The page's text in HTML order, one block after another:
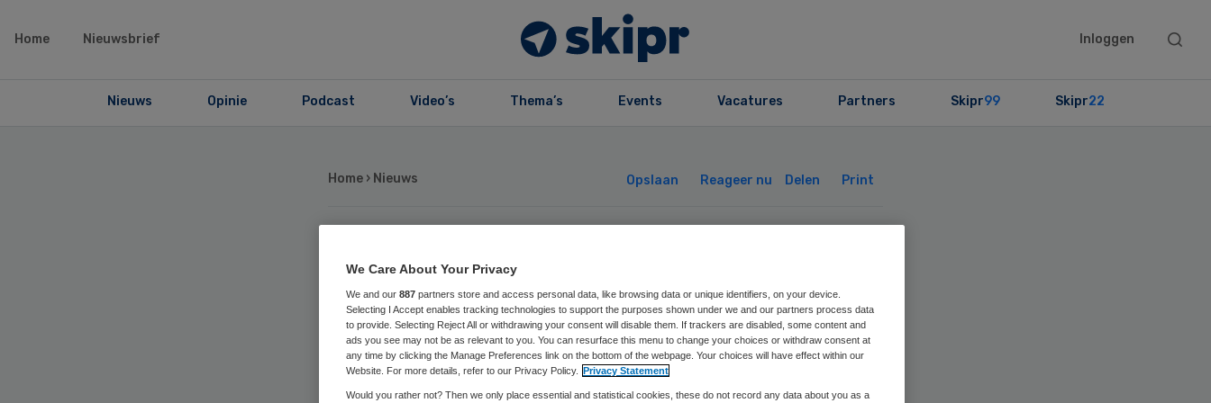
Home Nieuwsbrief Inloggen
Search
Nieuws Opinie Podcast Video’s Thema’s Events Vacatures Partners Skipr99 Skipr22
Home › Nieuws Opslaan Reageer nu Delen Print
Klacht tegen Spaanse
bevruchting
afgewezen
We Care About Your Privacy
We and our 887 partners store and access personal data, like browsing data or unique identifiers, on your device.
Selecting I Accept enables tracking technologies to support the purposes shown under we and our partners process data
to provide. Selecting Reject All or withdrawing your consent will disable them. If trackers are disabled, some content and
ads you see may not be as relevant to you. You can resurface this menu to change your choices or withdraw consent at
any time by clicking the Manage Preferences link on the bottom of the webpage. Your choices will have effect within our
Website. For more details, refer to our Privacy Policy. Privacy Statement
Would you rather not? Then we only place essential and statistical cookies, these do not record any data about you as a